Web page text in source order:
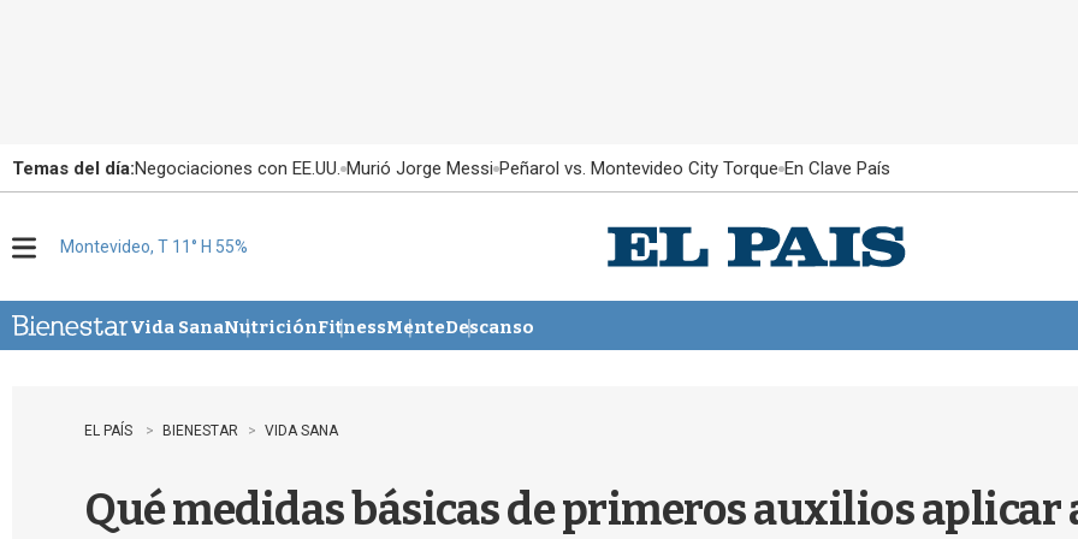
Temas del día:Negociaciones con EE.UU. Murió Jorge Messi Peñarol vs. Montevideo City Torque En Clave País
u
Montevideo, T 11° H 55%
Vida SanaNutriciónFitnessMenteDescanso
EL PAÍS BIENESTAR VIDA SANA
Qué medidas básicas de primeros auxilios aplicar